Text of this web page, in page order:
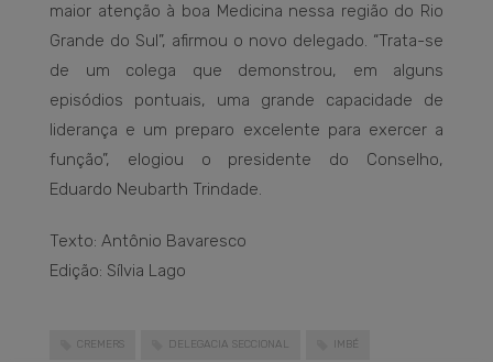
maior atenção à boa Medicina nessa região do Rio
Grande do Sul”, afirmou o novo delegado. “Trata-se
de um colega que demonstrou, em alguns
episódios pontuais, uma grande capacidade de
liderança e um preparo excelente para exercer a
função”, elogiou o presidente do Conselho,
Eduardo Neubarth Trindade.
Texto: Antônio Bavaresco
Edição: Sílvia Lago
CREMERS DELEGACIA SECCIONAL IMBÉ